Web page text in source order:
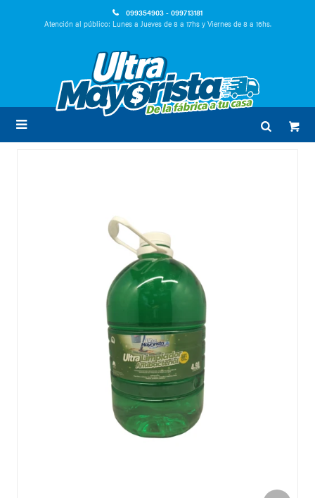
099354903 - 099713181
Atención al público: Lunes a Jueves de 8 a 17hs y Viernes de 8 a 16hs.
